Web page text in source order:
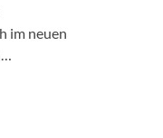
im neuen